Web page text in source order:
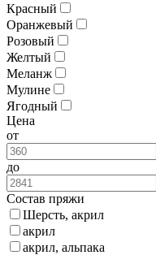
Красный
Оранжевый
Розовый
Желтый
Меланж
Мулине
Ягодный
Цена
от
до
Состав пряжи
Шерсть, акрил
акрил
акрил, альпака